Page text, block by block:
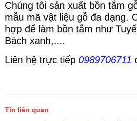
Chúng tôi sản xuất bồn tắm
mẫu mã vật liệu gỗ đa dạng.
hợp để làm bồn tắm như
Bách xanh,....
Liên hệ trực tiếp 0989706711
Tin liên quan